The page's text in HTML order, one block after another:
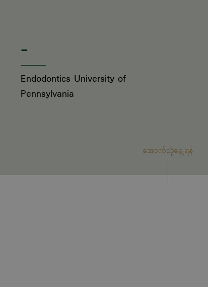
-
Endodontics University of
Pennsylvania
အောက်သို့ရွေ့ရန်